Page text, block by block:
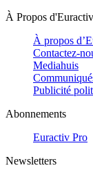
À Propos d'Euractiv
À propos
Contactez-
Mediahuis
Publicité
Abonnements
Euractiv Pro
Newsletters